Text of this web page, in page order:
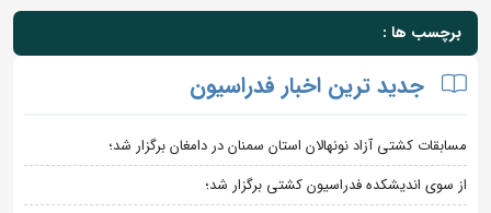
برچسب ها :
جدید ترین اخبار فدراسیون
مسابقات کشتی آزاد نونهالان استان سمنان در دامغان برگزار شد؛
از سوی اندیشکده فدراسیون کشتی برگزار شد؛